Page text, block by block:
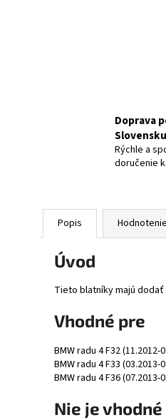
Doprava
Slovensku
Rýchle a
doručenie
Popis Hodnotenie
Úvod
Tieto blatníky majú dodať
Vhodné pre
BMW radu 4 F32 (11.2012-
BMW radu 4 F33 (03.2013-
BMW radu 4 F36 (07.2013-
Nie je